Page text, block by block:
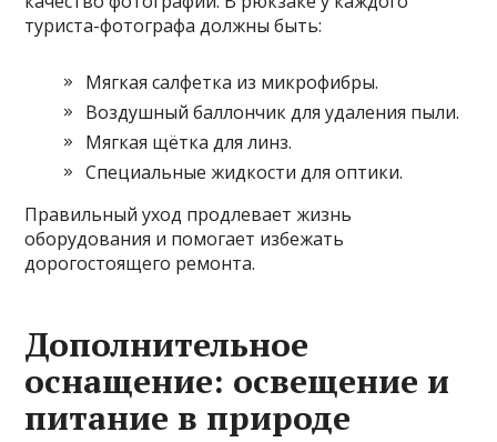
туриста-фотографа должны быть:
Мягкая салфетка из микрофибры.
Воздушный баллончик для удаления пыли.
Мягкая щётка для линз.
Специальные жидкости для оптики.
Правильный уход продлевает жизнь
оборудования и помогает избежать
дорогостоящего ремонта.
Дополнительное
оснащение: освещение и
питание в природе